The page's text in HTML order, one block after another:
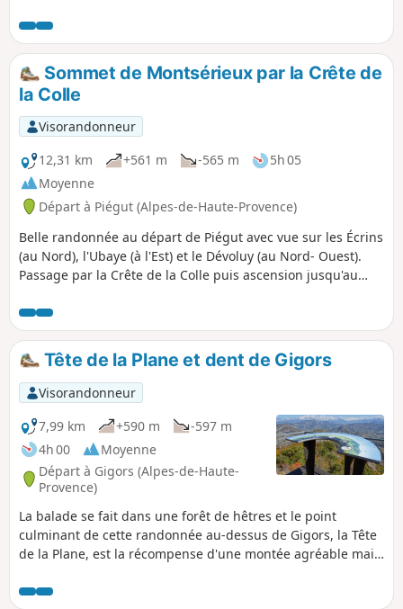
nature et des paysages montagnards.
Sommet de Montsérieux par la Crête de
la Colle
Visorandonneur
12,31 km
+561 m -565 m
5h 05
Moyenne
Départ à Piégut (Alpes-de-Haute-Provence)
Belle randonnée au départ de Piégut avec vue sur les Écrins
(au Nord), l'Ubaye (à l'Est) et le Dévoluy (au Nord- Ouest).
Passage par la Crête de la Colle puis ascension jusqu'au
Tête de la Plane et dent de Gigors
Visorandonneur
7,99 km
+590 m
-597 m
4h 00
Moyenne
Départ à Gigors (Alpes-de-Haute-
Provence)
La balade se fait dans une forêt de hêtres et le point
culminant de cette randonnée au-dessus de Gigors, la Tête
de la Plane, est la récompense d'une montée agréable mais
complété par table d'orientation décrivant les sommets